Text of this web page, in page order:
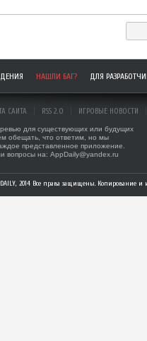
НАШЛИ БАГ? ДЛЯ
САЙТА RSS 2.0 ИГРОВЫЕ НОВОСТИ
для существующих или будущих
обещать, что ответим, но мы
представленное приложение.
вопросы на: AppDaily@yandex.ru
2014 Все права защищены. Копирование и